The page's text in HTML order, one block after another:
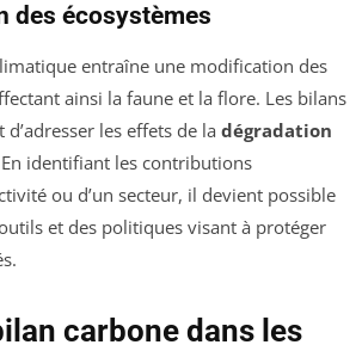
des écosystèmes
entraîne une modification des
ainsi la faune et la flore. Les bilans
les effets de la dégradation
identifiant les contributions
ou d’un secteur, il devient possible
et des politiques visant à protéger
carbone dans les